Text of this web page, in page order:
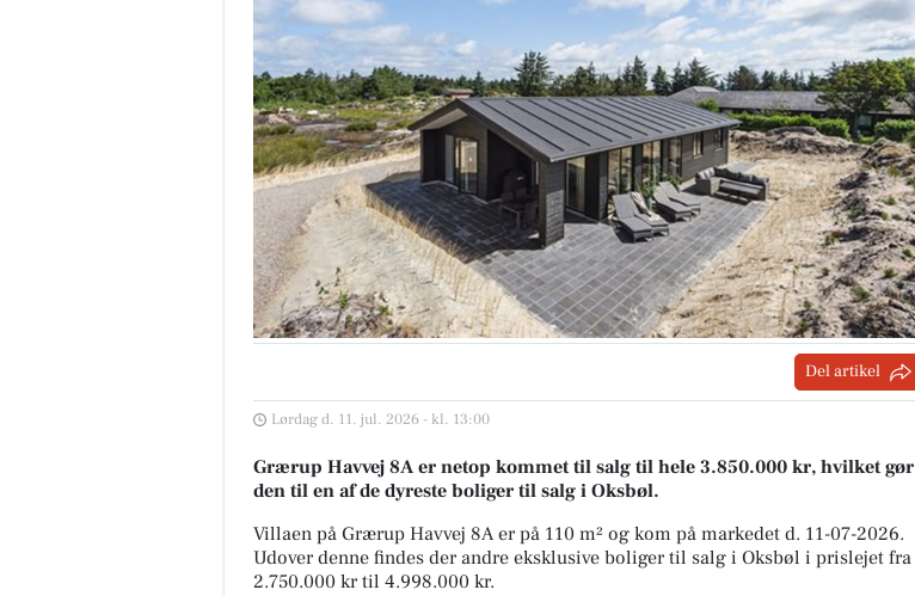
Del artikel
Lørdag d. 11. jul. 2026 - kl. 13:00
Grærup Havvej 8A er netop kommet til salg til hele 3.850.000 kr, hvilket gør
den til en af de dyreste boliger til salg i Oksbøl.
Villaen på Grærup Havvej 8A er på 110 m² og kom på markedet d. 11-07-2026.
Udover denne findes der andre eksklusive boliger til salg i Oksbøl i prislejet fra
2.750.000 kr til 4.998.000 kr.